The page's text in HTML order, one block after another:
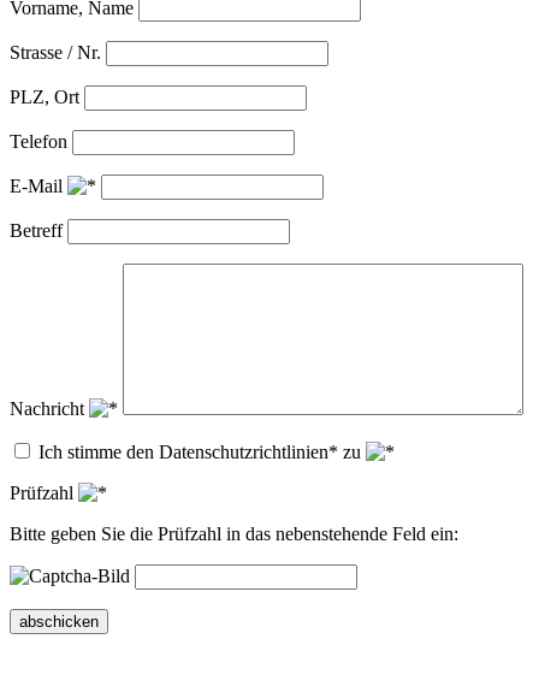
Vorname, Name
Strasse / Nr.
PLZ, Ort
Telefon
E-Mail
Betreff
Nachricht
Ich stimme den Datenschutzrichtlinien* zu
Prüfzahl
Bitte geben Sie die Prüfzahl in das nebenstehende Feld ein:
abschicken